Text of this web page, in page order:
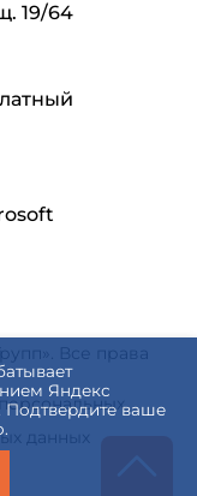
Яндекс
Подтвердите ваше
19/64
Все права
данных